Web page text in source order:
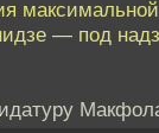
— под